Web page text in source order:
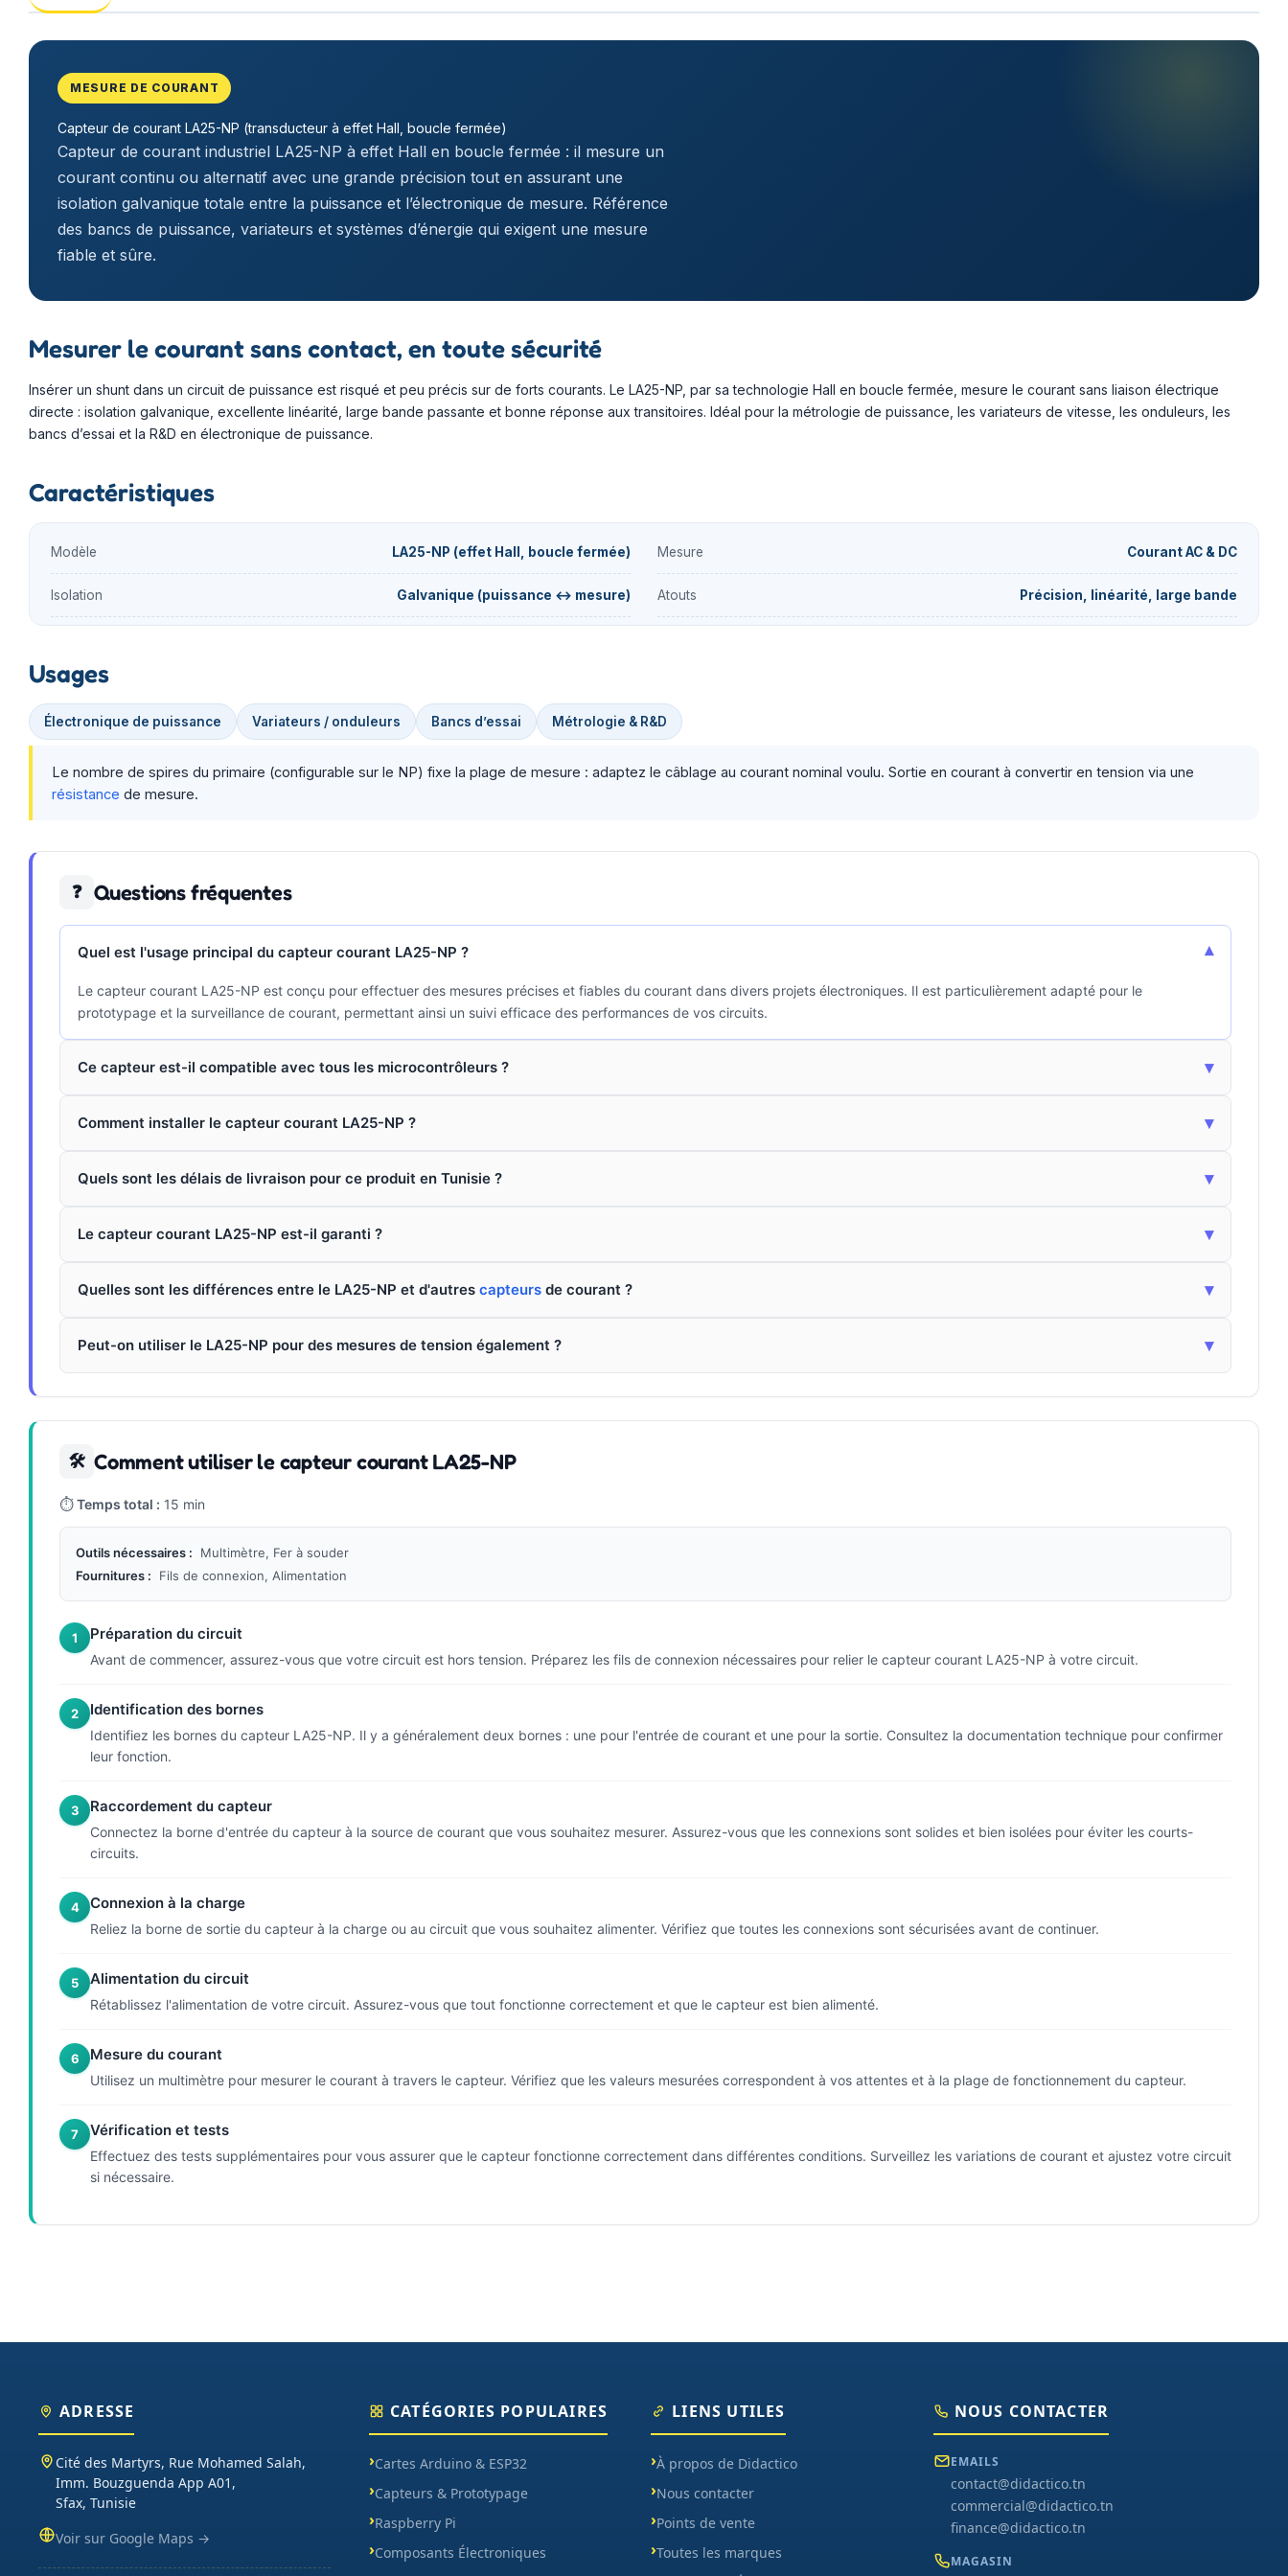
MESURE DE COURANT
Capteur de courant LA25-NP (transducteur à effet Hall, boucle fermée)
Capteur de courant industriel LA25-NP à effet Hall en boucle fermée : il mesure un
courant continu ou alternatif avec une grande précision tout en assurant une
isolation galvanique totale entre la puissance et l’électronique de mesure. Référence
des bancs de puissance, variateurs et systèmes d’énergie qui exigent une mesure
fiable et sûre.
Mesurer le courant sans contact, en toute sécurité
Insérer un shunt dans un circuit de puissance est risqué et peu précis sur de forts courants. Le LA25-NP, par sa technologie Hall en boucle fermée, mesure le courant sans liaison électrique
directe : isolation galvanique, excellente linéarité, large bande passante et bonne réponse aux transitoires. Idéal pour la métrologie de puissance, les variateurs de vitesse, les onduleurs, les
bancs d’essai et la R&D en électronique de puissance.
Caractéristiques
Modèle LA25-NP (effet Hall, boucle fermée) Mesure Courant AC & DC
Isolation Galvanique (puissance ↔ mesure) Atouts Précision, linéarité, large bande
Usages
Électronique de puissance Variateurs / onduleurs Bancs d’essai Métrologie & R&D
Le nombre de spires du primaire (configurable sur le NP) fixe la plage de mesure : adaptez le câblage au courant nominal voulu. Sortie en courant à convertir en tension via une
résistance de mesure.
❓ Questions fréquentes
Quel est l'usage principal du capteur courant LA25-NP ? ▾
Le capteur courant LA25-NP est conçu pour effectuer des mesures précises et fiables du courant dans divers projets électroniques. Il est particulièrement adapté pour le
prototypage et la surveillance de courant, permettant ainsi un suivi efficace des performances de vos circuits.
Ce capteur est-il compatible avec tous les microcontrôleurs ? ▾
Comment installer le capteur courant LA25-NP ? ▾
Quels sont les délais de livraison pour ce produit en Tunisie ? ▾
Le capteur courant LA25-NP est-il garanti ? ▾
Quelles sont les différences entre le LA25-NP et d'autres capteurs de courant ? ▾
Peut-on utiliser le LA25-NP pour des mesures de tension également ? ▾
🛠 Comment utiliser le capteur courant LA25-NP
⏱Temps total : 15 min
Outils nécessaires :
Multimètre, Fer à souder
Fournitures :
Fils de connexion, Alimentation
1 Préparation du circuit
Avant de commencer, assurez-vous que votre circuit est hors tension. Préparez les fils de connexion nécessaires pour relier le capteur courant LA25-NP à votre circuit.
2 Identification des bornes
Identifiez les bornes du capteur LA25-NP. Il y a généralement deux bornes : une pour l'entrée de courant et une pour la sortie. Consultez la documentation technique pour confirmer
leur fonction.
3 Raccordement du capteur
Connectez la borne d'entrée du capteur à la source de courant que vous souhaitez mesurer. Assurez-vous que les connexions sont solides et bien isolées pour éviter les courts-
circuits.
4 Connexion à la charge
Reliez la borne de sortie du capteur à la charge ou au circuit que vous souhaitez alimenter. Vérifiez que toutes les connexions sont sécurisées avant de continuer.
5 Alimentation du circuit
Rétablissez l'alimentation de votre circuit. Assurez-vous que tout fonctionne correctement et que le capteur est bien alimenté.
6 Mesure du courant
Utilisez un multimètre pour mesurer le courant à travers le capteur. Vérifiez que les valeurs mesurées correspondent à vos attentes et à la plage de fonctionnement du capteur.
7 Vérification et tests
Effectuez des tests supplémentaires pour vous assurer que le capteur fonctionne correctement dans différentes conditions. Surveillez les variations de courant et ajustez votre circuit
si nécessaire.
ADRESSE
Cité des Martyrs, Rue Mohamed Salah,
Imm. Bouzguenda App A01,
Sfax, Tunisie
Voir sur Google Maps →
CATÉGORIES POPULAIRES
Cartes Arduino & ESP32
Capteurs & Prototypage
Raspberry Pi
Composants Électroniques
LIENS UTILES
À propos de Didactico
Nous contacter
Points de vente
Toutes les marques
NOUS CONTACTER
EMAILS
contact@didactico.tn
commercial@didactico.tn
finance@didactico.tn
MAGASIN